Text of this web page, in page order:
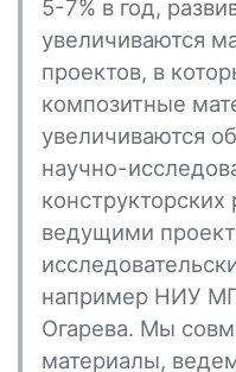
5-7% в год,
увеличиваются
проектов, в
композитные
увеличиваются
научно-
ведущими
например НИУ
Огарева. Мы
материалы,